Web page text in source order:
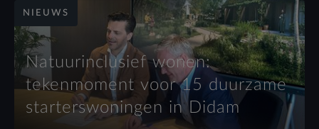
NIEUWS
Natuurinclusief wonen:
tekenmoment voor 15 duurzame
starterswoningen in Didam